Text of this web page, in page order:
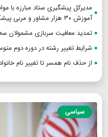
مدیرکل پیشگیری ستاد مبارزه با
آموزش ۳۰ هزار مشاور و مربی پیشگیری اعتیاد در مدارس
تمدید معافیت سربازی مشمولان سه و
شرایط تغییر رشته در دوره دوم
از حذف نام همسر تا تغییر نام
سیاسی